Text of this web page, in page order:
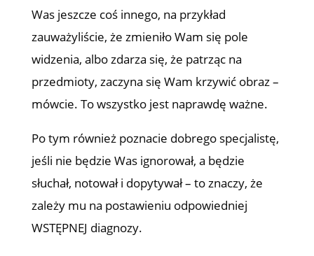
Was jeszcze coś innego, na przykład
zauważyliście, że zmieniło Wam się pole
widzenia, albo zdarza się, że patrząc na
przedmioty, zaczyna się Wam krzywić obraz –
mówcie. To wszystko jest naprawdę ważne.
Po tym również poznacie dobrego specjalistę,
jeśli nie będzie Was ignorował, a będzie
słuchał, notował i dopytywał – to znaczy, że
zależy mu na postawieniu odpowiedniej
WSTĘPNEJ diagnozy.